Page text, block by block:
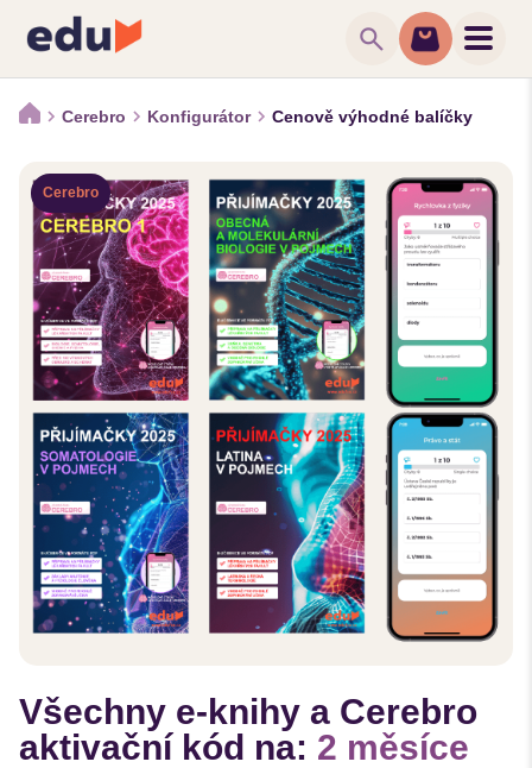
search
Cerebro Konfigurátor Cenově výhodné balíčky
Cerebro
Všechny e-knihy a Cerebro
aktivační kód na: 2 měsíce